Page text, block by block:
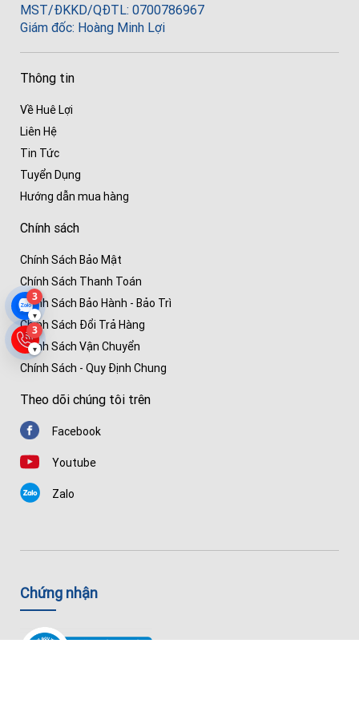
3
▾
3
▾
MST/ĐKKD/QĐTL: 0700786967
Giám đốc: Hoàng Minh Lợi
Thông tin
Về Huê Lợi
Liên Hệ
Tin Tức
Tuyển Dụng
Hướng dẫn mua hàng
Chính sách
Chính Sách Bảo Mật
Chính Sách Thanh Toán
Chính Sách Bảo Hành - Bảo Trì
Chính Sách Đổi Trả Hàng
Chính Sách Vận Chuyển
Chính Sách - Quy Định Chung
Theo dõi chúng tôi trên
Facebook
Youtube
Zalo
Chứng nhận